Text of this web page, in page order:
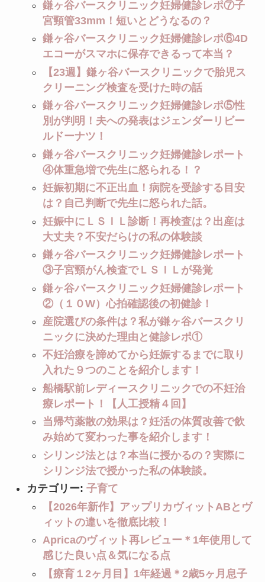
鎌ヶ谷バースクリニック妊婦健診レポ⑦子
宮頸管33mm！短いとどうなるの？
鎌ヶ谷バースクリニック妊婦健診レポ⑥4D
エコーがスマホに保存できるって本当？
【23週】鎌ヶ谷バースクリニックで胎児ス
クリーニング検査を受けた時の話
鎌ヶ谷バースクリニック妊婦健診レポ⑤性
別が判明！夫への発表はジェンダーリビー
ルドーナツ！
鎌ヶ谷バースクリニック妊婦健診レポート
④体重急増で先生に怒られる！？
妊娠初期に不正出血！病院を受診する目安
は？自己判断で先生に怒られた話。
妊娠中にＬＳＩＬ診断！再検査は？出産は
大丈夫？不安だらけの私の体験談
鎌ヶ谷バースクリニック妊婦健診レポート
③子宮頸がん検査でＬＳＩＬが発覚
鎌ヶ谷バースクリニック妊婦健診レポート
②（１０W）心拍確認後の初健診！
産院選びの条件は？私が鎌ヶ谷バースクリ
ニックに決めた理由と健診レポ①
不妊治療を諦めてから妊娠するまでに取り
入れた９つのことを紹介します！
船橋駅前レディースクリニックでの不妊治
療レポート！【人工授精４回】
当帰芍薬散の効果は？妊活の体質改善で飲
み始めて変わった事を紹介します！
シリンジ法とは？本当に授かるの？実際に
シリンジ法で授かった私の体験談。
カテゴリー: 子育て
【2026年新作】アップリカヴィットABとヴ
ィットの違いを徹底比較！
Apricaのヴィット再レビュー＊1年使用して
感じた良い点＆気になる点
【療育１2ヶ月目】1年経過＊2歳5ヶ月息子